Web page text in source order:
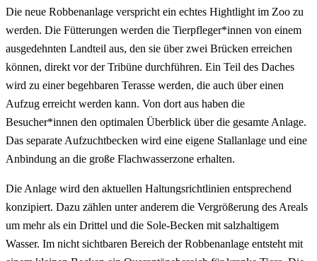
Die neue Robbenanlage verspricht ein echtes Hightlight im Zoo zu
werden. Die Fütterungen werden die Tierpfleger*innen von einem
ausgedehnten Landteil aus, den sie über zwei Brücken erreichen
können, direkt vor der Tribüne durchführen. Ein Teil des Daches
wird zu einer begehbaren Terasse werden, die auch über einen
Aufzug erreicht werden kann. Von dort aus haben die
Besucher*innen den optimalen Überblick über die gesamte Anlage.
Das separate Aufzuchtbecken wird eine eigene Stallanlage und eine
Anbindung an die große Flachwasserzone erhalten.
Die Anlage wird den aktuellen Haltungsrichtlinien entsprechend
konzipiert. Dazu zählen unter anderem die Vergrößerung des Areals
um mehr als ein Drittel und die Sole-Becken mit salzhaltigem
Wasser. Im nicht sichtbaren Bereich der Robbenanlage entsteht mit